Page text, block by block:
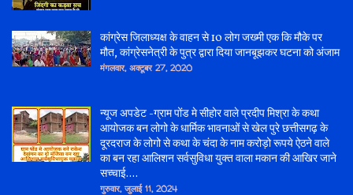
कांग्रेस जिलाध्यक्ष के वाहन से 10 लोग जख्मी एक कि मौके पर
मौत, कांग्रेसनेत्री के पुत्र द्वारा दिया जानबूझकर घटना को अंजाम
मंगलवार, अक्टूबर 27, 2020
न्यूज अपडेट -ग्राम पोंड मे सीहोर वाले प्रदीप मिश्रा के कथा
आयोजक बन लोगो के धार्मिक भावनाओं से खेल पुरे छत्तीसगढ़ के
दूरदराज के लोगो से कथा के चंदा के नाम करोड़ो रूपये ऐठने वाले
का बन रहा आलिशन सर्वसुविधा युक्त वाला मकान की आखिर जाने
सच्चाई....
गुरुवार, जुलाई 11, 2024